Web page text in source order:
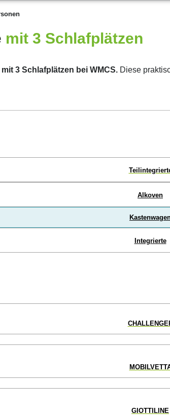
mit 3 Schlafplätzen
3 Schlafplätzen bei WMCS. Diese
Alkoven
Integrierte
GIOTTILINE